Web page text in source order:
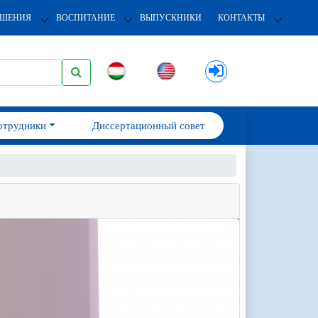
ВОСПИТАНИЕ ВЫПУСКНИКИ КОНТАКТЫ
Диссертационный совет